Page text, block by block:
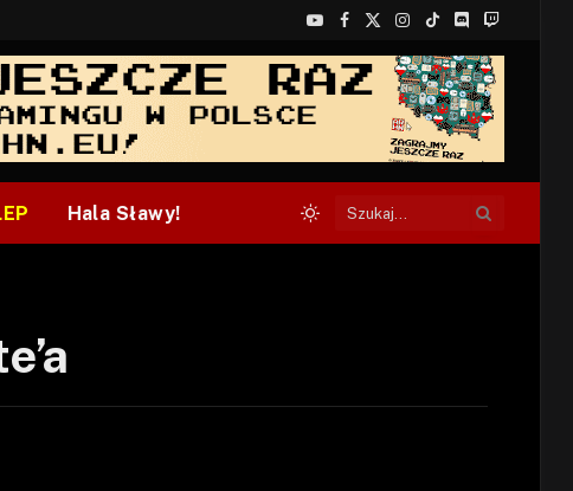
YouTube
Facebook
X
(Twitter)
Instagram
TikTokDiscordTwitch
Hala Sławy!